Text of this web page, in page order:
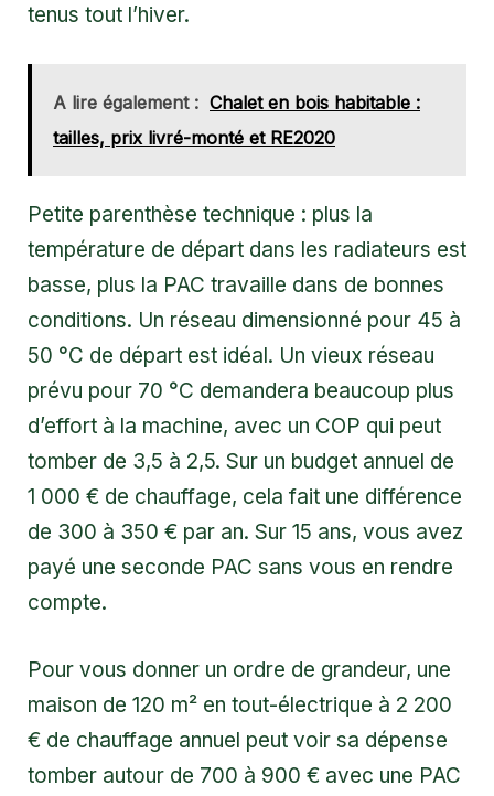
tenus tout l’hiver.
A lire également : Chalet en bois habitable :
tailles, prix livré-monté et RE2020
Petite parenthèse technique : plus la
température de départ dans les radiateurs est
basse, plus la PAC travaille dans de bonnes
conditions. Un réseau dimensionné pour 45 à
50 °C de départ est idéal. Un vieux réseau
prévu pour 70 °C demandera beaucoup plus
d’effort à la machine, avec un COP qui peut
tomber de 3,5 à 2,5. Sur un budget annuel de
1 000 € de chauffage, cela fait une différence
de 300 à 350 € par an. Sur 15 ans, vous avez
payé une seconde PAC sans vous en rendre
compte.
Pour vous donner un ordre de grandeur, une
maison de 120 m² en tout-électrique à 2 200
€ de chauffage annuel peut voir sa dépense
tomber autour de 700 à 900 € avec une PAC